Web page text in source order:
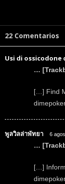
22 Comentarios
Usi di ossicodone
…
[…] Find
พูลวิลล่าพัทยา 6
…
[…]